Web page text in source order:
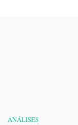
ANÁLISES